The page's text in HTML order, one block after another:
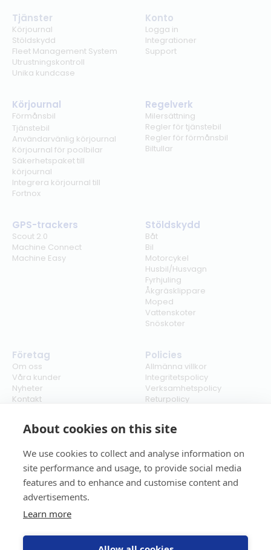
About cookies on this site
We use cookies to collect and analyse information on
site performance and usage, to provide social media
features and to enhance and customise content and
advertisements.
Learn more
Tjänster
Körjournal
Stöldskydd
Fleet Management System
Utrustningskontroll
Unika kundcase
Konto
Logga in
Integrationer
Support
Körjournal
Förmånsbil
Tjänstebil
Användarvänlig körjournal
Körjournal för poolbilar
Säkerhetspaket till
körjournal
Integrera körjournal till
Fortnox
Regelverk
Milersättning
Regler för tjänstebil
Regler för förmånsbil
Biltullar
GPS-trackers
Scout 2.0
Machine Connect
Machine Easy
Stöldskydd
Båt
Bil
Motorcykel
Husbil/Husvagn
Fyrhjuling
Åkgräsklippare
Moped
Vattenskoter
Snöskoter
Företag
Om oss
Våra kunder
Nyheter
Kontakt
Policies
Allmänna villkor
Integritetspolicy
Verksamhetspolicy
Returpolicy
Cookies